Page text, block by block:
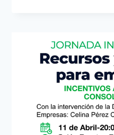
CONTEXTO
EUROPEO:
INNOVACIÓN,
CRECIMIENTO
Y
NUEVAS
OPORTUNIDADES